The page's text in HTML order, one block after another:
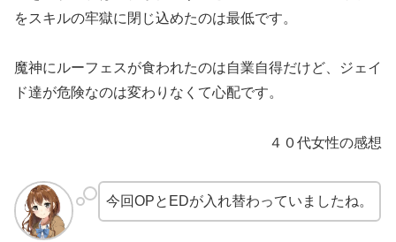
をスキルの牢獄に閉じ込めたのは最低です。
魔神にルーフェスが食われたのは自業自得だけど、ジェイ
ド達が危険なのは変わりなくて心配です。
４０代女性の感想
今回OPとEDが入れ替わっていましたね。